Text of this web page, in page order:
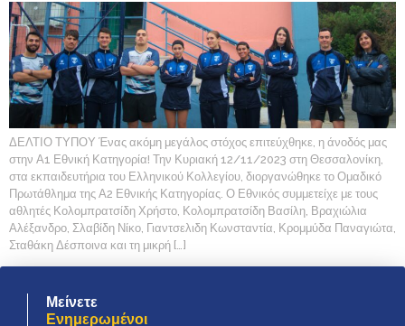
ΔΕΛΤΙΟ ΤΥΠΟΥ Ένας ακόμη μεγάλος στόχος επιτεύχθηκε, η άνοδός μας
στην Α1 Εθνική Κατηγορία! Την Κυριακή 12/11/2023 στη Θεσσαλονίκη,
στα εκπαιδευτήρια του Ελληνικού Κολλεγίου, διοργανώθηκε το Ομαδικό
Πρωτάθλημα της Α2 Εθνικής Κατηγορίας. Ο Εθνικός συμμετείχε με τους
αθλητές Κολομπρατσίδη Χρήστο, Κολομπρατσίδη Βασίλη, Βραχιώλια
Αλέξανδρο, Σλαβίδη Νίκο, Γιαντσελιδη Κωνσταντία, Κρομμύδα Παναγιώτα,
Σταθάκη Δέσποινα και τη μικρή […]
Μείνετε
Ενημερωμένοι